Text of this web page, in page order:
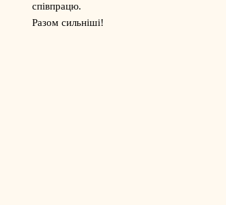
співпрацю.
Разом сильніші!